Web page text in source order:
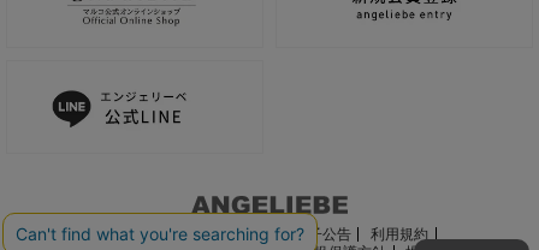
ご利用ガイド 会社概要 電子公告
利用規約